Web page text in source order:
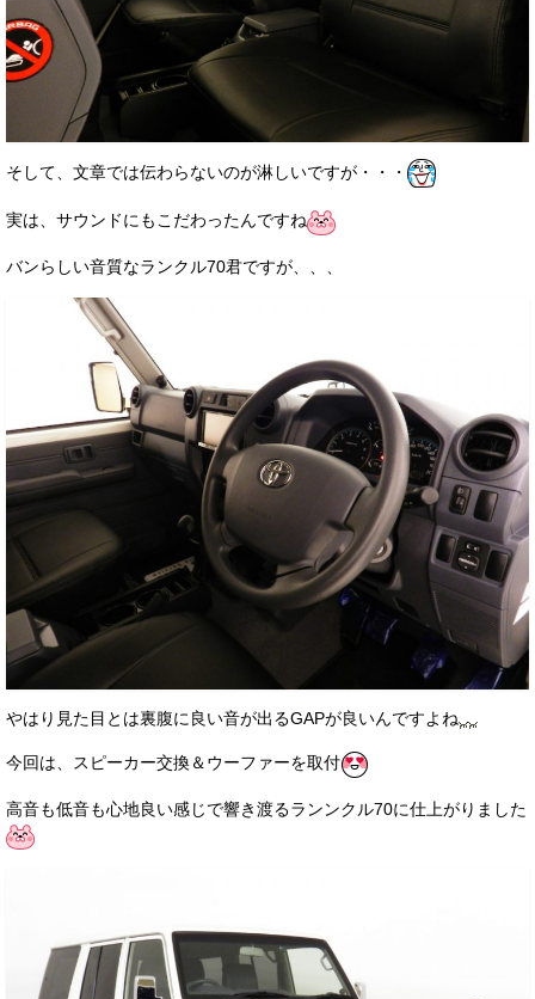
そして、文章では伝わらないのが淋しいですが・・・
実は、サウンドにもこだわったんですね
バンらしい音質なランクル70君ですが、、、
やはり見た目とは裏腹に良い音が出るGAPが良いんですよね
今回は、スピーカー交換＆ウーファーを取付
高音も低音も心地良い感じで響き渡るランンクル70に仕上がりました